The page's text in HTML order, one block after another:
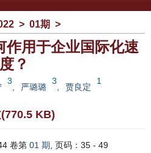
> 01期 >
作用于企业国际化速
度？
3
严璐璐
3
贾良定
1
KB)
卷第 01 期 , 页码：35 - 49